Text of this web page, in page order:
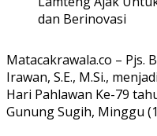
Matacakrawala.co – Pjs.
Irawan, S.E., M.Si.,
Hari Pahlawan Ke-79
Gunung Sugih, Minggu